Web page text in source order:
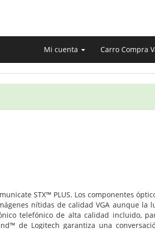
Mi cuenta Carro Compra
STX™ PLUS. Los componentes
nítidas de calidad VGA aunque la
telefónico de alta calidad incluido,
de Logitech garantiza una